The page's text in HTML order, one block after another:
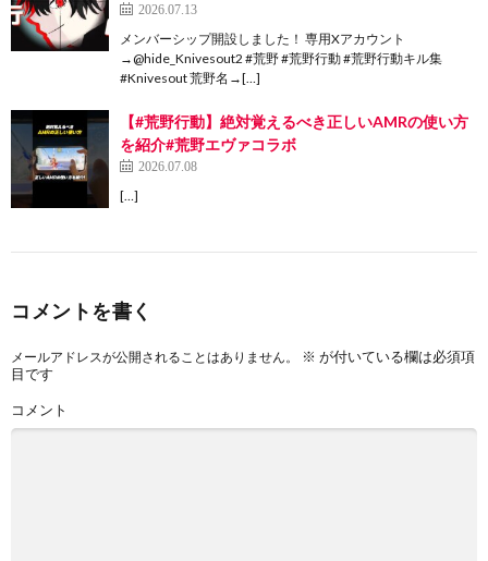
2026.07.13
メンバーシップ開設しました！ 専用Xアカウント
→@hide_Knivesout2 #荒野 #荒野行動 #荒野行動キル集
#Knivesout 荒野名→[…]
【#荒野行動】絶対覚えるべき正しいAMRの使い方
を紹介#荒野エヴァコラボ
2026.07.08
[…]
コメントを書く
メールアドレスが公開されることはありません。 ※ が付いている欄は必須項
目です
コメント